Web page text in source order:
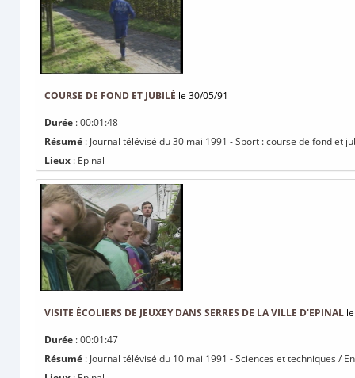
COURSE DE FOND ET JUBILÉ le 30/05/91
Durée : 00:01:48
Résumé : Journal télévisé du 30 mai 1991 - Sport : course de fond et
Lieux : Epinal
VISITE ÉCOLIERS DE JEUXEY DANS SERRES DE LA VILLE D'EPINAL
Durée : 00:01:47
Résumé : Journal télévisé du 10 mai 1991 - Sciences et techniques /